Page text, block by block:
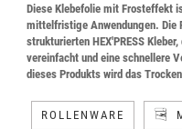
Diese Klebefolie mit Frosteffekt
mittelfristige Anwendungen. Die
strukturierten HEX'PRESS
vereinfacht und eine schnellere
dieses Produkts wird das
ROLLENWARE